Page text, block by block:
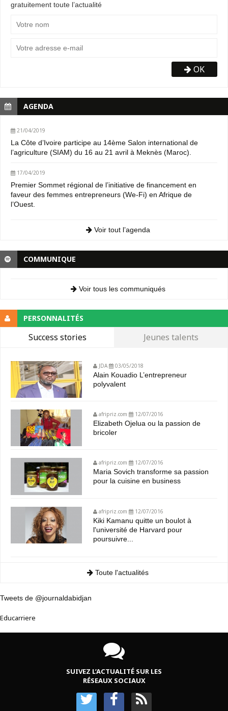
gratuitement toute l’actualité
OK
AGENDA
21/04/2019
La Côte d’Ivoire participe au 14ème Salon international de
l’agriculture (SIAM) du 16 au 21 avril à Meknès (Maroc).
17/04/2019
Premier Sommet régional de l’initiative de financement en
faveur des femmes entrepreneurs (We-Fi) en Afrique de
l’Ouest.
Voir tout l’agenda
COMMUNIQUE
Voir tous les communiqués
PERSONNALITÉS
Success stories Jeunes talents
JDA 03/05/2018
Alain Kouadio L’entrepreneur
polyvalent
afripriz.com 12/07/2016
Elizabeth Ojelua ou la passion de
bricoler
afripriz.com 12/07/2016
Maria Sovich transforme sa passion
pour la cuisine en business
afripriz.com 12/07/2016
Kiki Kamanu quitte un boulot à
l'université de Harvard pour
poursuivre...
Toute l'actualités
Tweets de @journaldabidjan
Educarriere
SUIVEZ L’ACTUALITÉ SUR LES
RÉSEAUX SOCIAUX